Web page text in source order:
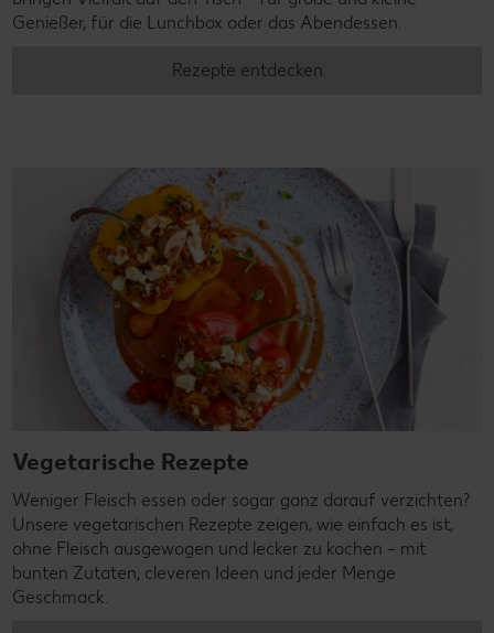
Genießer, für die Lunchbox oder das Abendessen.
Rezepte entdecken
Vegetarische Rezepte
Weniger Fleisch essen oder sogar ganz darauf verzichten?
Unsere vegetarischen Rezepte zeigen, wie einfach es ist,
ohne Fleisch ausgewogen und lecker zu kochen – mit
bunten Zutaten, cleveren Ideen und jeder Menge
Geschmack.